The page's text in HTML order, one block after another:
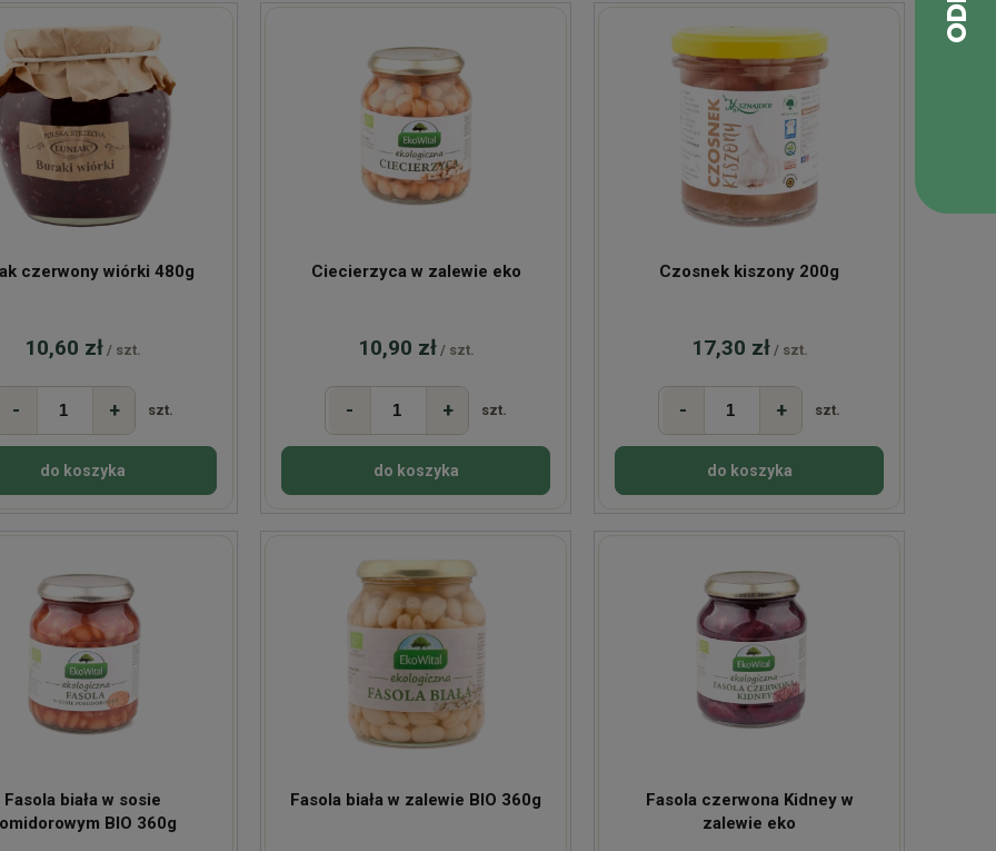
czerwony wiórki 480g
10,60 zł / szt.
- + szt.
do koszyka
Ciecierzyca w zalewie eko
10,90 zł / szt.
- + szt.
do koszyka
Czosnek kiszony 200g
17,30 zł / szt.
- + szt.
do koszyka
Fasola biała w sosie
BIO 360g
Fasola biała w zalewie BIO 360g
Fasola czerwona Kidney w
zalewie eko